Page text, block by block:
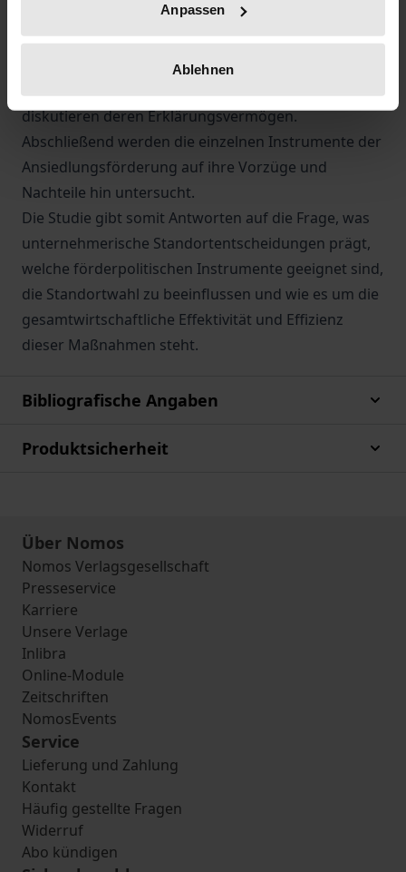
Anpassen
Ablehnen
Marktwirtschaft überhaupt dafür sprechen, auf
unternehmerische Standortentscheidungen
einzuwirken. Danach geben sie einen Überblick über
diskutieren deren Erklärungsvermögen.
Abschließend werden die einzelnen Instrumente der
Ansiedlungsförderung auf ihre Vorzüge und
Nachteile hin untersucht.
Die Studie gibt somit Antworten auf die Frage, was
unternehmerische Standortentscheidungen prägt,
welche förderpolitischen Instrumente geeignet sind,
die Standortwahl zu beeinflussen und wie es um die
gesamtwirtschaftliche Effektivität und Effizienz
dieser Maßnahmen steht.
Bibliografische Angaben
Produktsicherheit
Über Nomos
Nomos Verlagsgesellschaft
Presseservice
Karriere
Unsere Verlage
Inlibra
Online-Module
Zeitschriften
NomosEvents
Service
Lieferung und Zahlung
Kontakt
Häufig gestellte Fragen
Widerruf
Abo kündigen